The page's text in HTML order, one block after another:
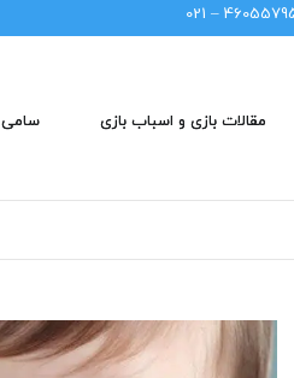
46055795 –
مقالات بازی و اسباب بازی سامی